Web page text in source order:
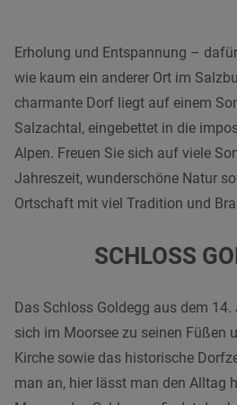
Erholung und Entspannung –
wie kaum ein anderer Ort im
charmante Dorf liegt auf einem
Salzachtal, eingebettet in die
Alpen. Freuen Sie sich auf viele
Jahreszeit, wunderschöne Natur
Ortschaft mit viel Tradition und
SCHLOSS
Das Schloss Goldegg aus dem
sich im Moorsee zu seinen Füßen
Kirche sowie das historische
man an, hier lässt man den Alltag